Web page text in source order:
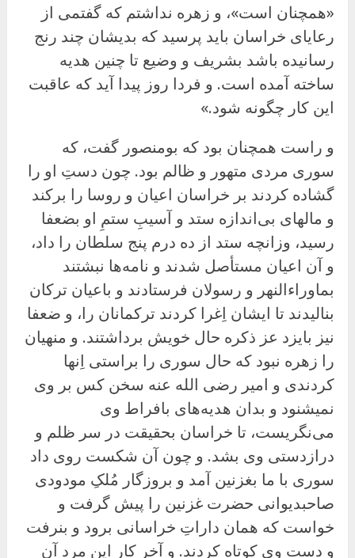
«همچنان است»، و زهره نداشتم که گفتمی از
رعایای خراسان باید پرسید که بدیشان چند رنج
رسانیده باشد بشریف و وضیع تا چنین هدیه
ساخته آمده است. و فردا روز پیدا آید که عاقبت
این کار چگونه شود.»
و راست همچنان بود که بومنصور گفت، که
سوری مردی متهور و ظالم بود. چون دستِ او را
گشاده کردند بر خراسان اعیان و روسا را برکند
و مالهای بی‌اندازه ستد و آسیبِ ستمِ او بضعفا
رسید، وزانچه ستد از ده درم پنج سلطان را داد،
و آن اعیان مستأصل شدند و نامه‌ها نبشتند
بماوراءالنهر و رسولان فرستادند و باعیان ترکان
بنالیدند تا ایشان اِغرا کردند ترکمانان را، و ضعفا
نیز بایزد عز ذکره حال خویش برداشتند. و منهیان
را زهره نبود که حال سوری را براستی اِنها
کردندی و امیر رضی الله عنه سخن کس بر وی
نمیشنود و بدان هدیه‌های بافراط وی
می‌نگریست، تا خراسان بحقیقت در سر ظلم و
درازدستی وی بشد. و چون آن شکست روی داد
سوری با ما بغزنین آمد و بروزگار مُلکِ مودودی
صاحبدیوانی حضرت غزنین را پیش گرفت و
خواست که همان داراتِ خراسانی برود و بنرفت
و دست وی کوتاه کردند. و آخر کار این مرد آن